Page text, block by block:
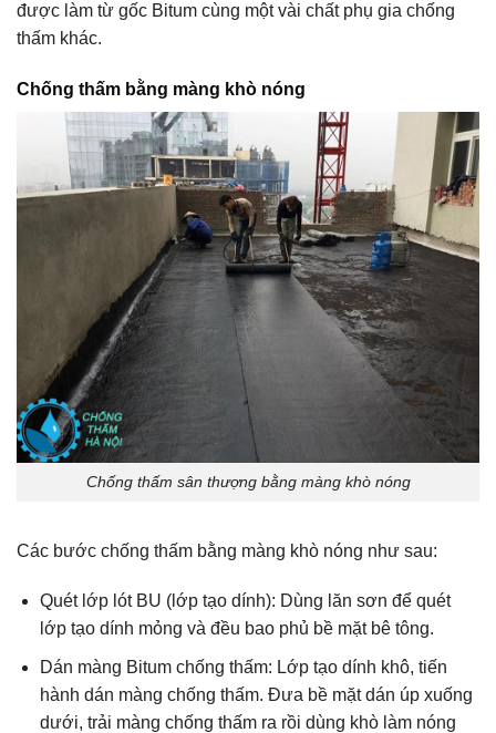
được làm từ gốc Bitum cùng một vài chất phụ gia chống
thấm khác.
Chống thấm bằng màng khò nóng
Chống thấm sân thượng bằng màng khò nóng
Các bước chống thấm bằng màng khò nóng như sau:
Quét lớp lót BU (lớp tạo dính): Dùng lăn sơn để quét
lớp tạo dính mỏng và đều bao phủ bề mặt bê tông.
Dán màng Bitum chống thấm: Lớp tạo dính khô, tiến
hành dán màng chống thấm. Đưa bề mặt dán úp xuống
dưới, trải màng chống thấm ra rồi dùng khò làm nóng